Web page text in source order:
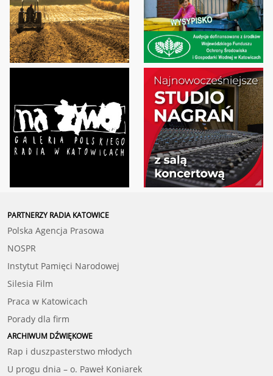
PARTNERZY RADIA KATOWICE
Polska Agencja Prasowa
NOSPR
Instytut Pamięci Narodowej
Silesia Film
Praca w Katowicach
Porady dla firm
ARCHIWUM DŹWIĘKOWE
Rap i duszpasterstwo młodych
U progu dnia – o. Paweł Koniarek